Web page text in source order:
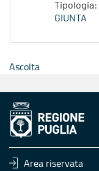
Tipologia:
GIUNTA
Ascolta
Area riservata